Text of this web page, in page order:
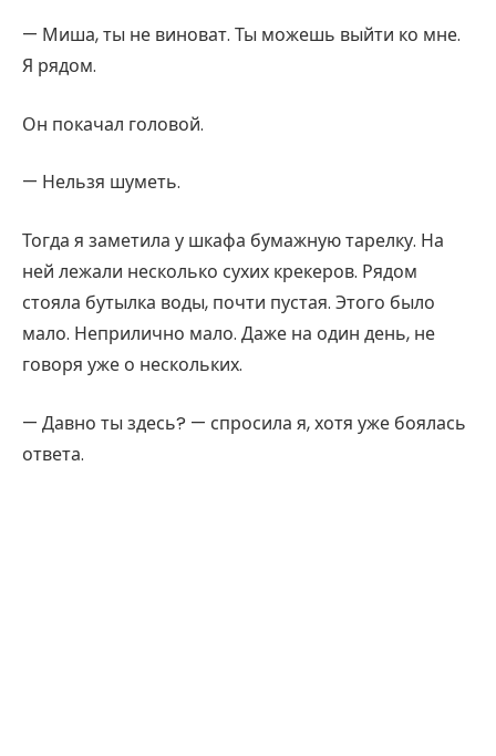
— Миша, ты не виноват. Ты можешь выйти ко мне.
Я рядом.
Он покачал головой.
— Нельзя шуметь.
Тогда я заметила у шкафа бумажную тарелку. На
ней лежали несколько сухих крекеров. Рядом
стояла бутылка воды, почти пустая. Этого было
мало. Неприлично мало. Даже на один день, не
говоря уже о нескольких.
— Давно ты здесь? — спросила я, хотя уже боялась
ответа.